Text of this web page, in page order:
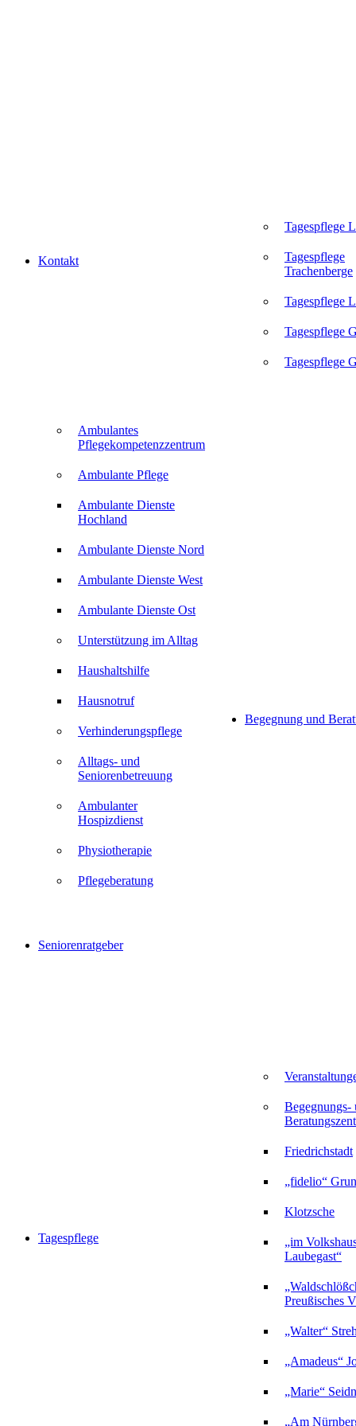
Kontakt
Seniorenratgeber
Ambulantes
Pflegekompetenzzentrum
Ambulante Pflege
Ambulante Dienste
Hochland
Ambulante Dienste Nord
Ambulante Dienste West
Ambulante Dienste Ost
Unterstützung im Alltag
Haushaltshilfe
Hausnotruf
Verhinderungspflege
Alltags- und
Seniorenbetreuung
Ambulanter
Hospizdienst
Physiotherapie
Pflegeberatung
Tagespflege
Tagespflege
Tagespflege
Trachenberge
Tagespflege
Tagespflege
Tagespflege
Begegnung und
Begegnungs-
Friedrichstadt
„fidelio“
Klotzsche
„im
Laubegast“
Preußisches
„Walter“
„Amadeus“
„Marie“
„Am